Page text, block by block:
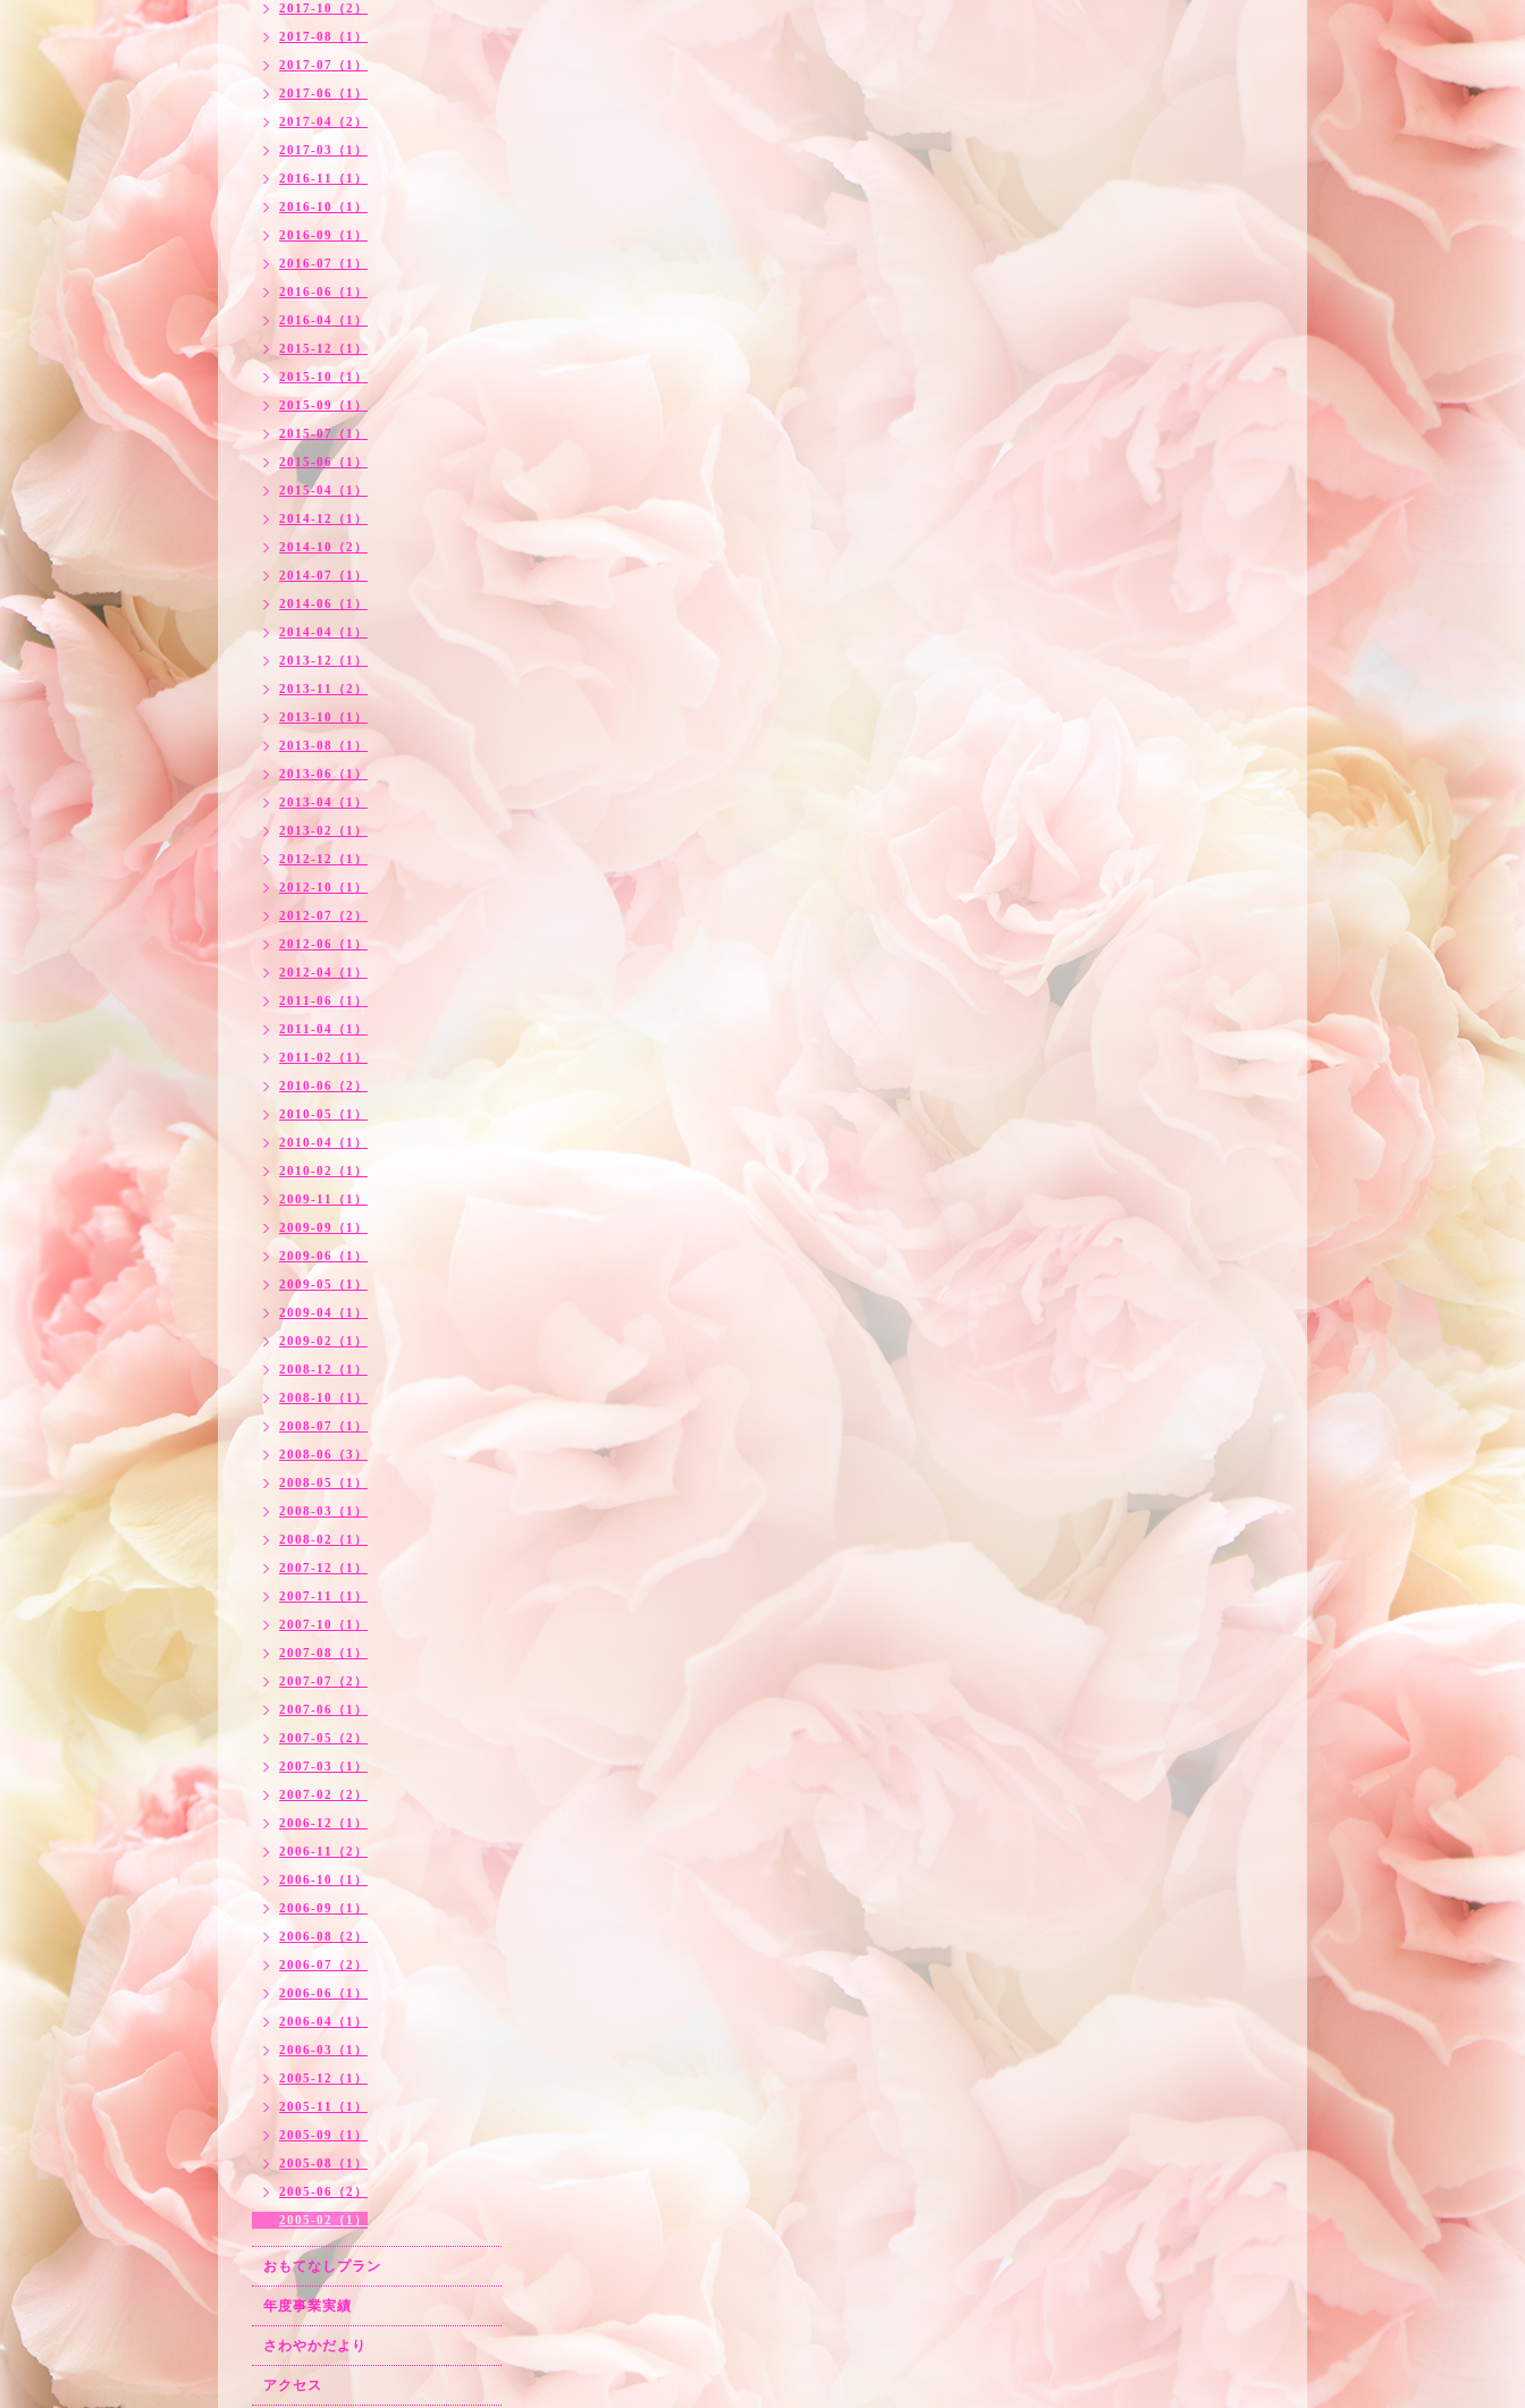
2017-10（2）
2017-08（1）
2017-07（1）
2017-06（1）
2017-04（2）
2017-03（1）
2016-11（1）
2016-10（1）
2016-09（1）
2016-07（1）
2016-06（1）
2016-04（1）
2015-12（1）
2015-10（1）
2015-09（1）
2015-07（1）
2015-06（1）
2015-04（1）
2014-12（1）
2014-10（2）
2014-07（1）
2014-06（1）
2014-04（1）
2013-12（1）
2013-11（2）
2013-10（1）
2013-08（1）
2013-06（1）
2013-04（1）
2013-02（1）
2012-12（1）
2012-10（1）
2012-07（2）
2012-06（1）
2012-04（1）
2011-06（1）
2011-04（1）
2011-02（1）
2010-06（2）
2010-05（1）
2010-04（1）
2010-02（1）
2009-11（1）
2009-09（1）
2009-06（1）
2009-05（1）
2009-04（1）
2009-02（1）
2008-12（1）
2008-10（1）
2008-07（1）
2008-06（3）
2008-05（1）
2008-03（1）
2008-02（1）
2007-12（1）
2007-11（1）
2007-10（1）
2007-08（1）
2007-07（2）
2007-06（1）
2007-05（2）
2007-03（1）
2007-02（2）
2006-12（1）
2006-11（2）
2006-10（1）
2006-09（1）
2006-08（2）
2006-07（2）
2006-06（1）
2006-04（1）
2006-03（1）
2005-12（1）
2005-11（1）
2005-09（1）
2005-08（1）
2005-06（2）
2005-02（1）
おもてなしプラン
年度事業実績
さわやかだより
アクセス